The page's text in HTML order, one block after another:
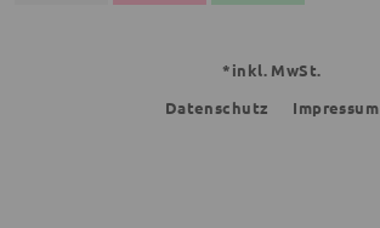
*inkl. MwSt.
Datenschutz
Impressum